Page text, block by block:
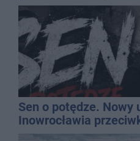
Sen o potędze. Nowy
Inowrocławia